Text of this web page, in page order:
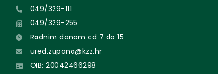
049/329-111
049/329-255
Radnim danom od 7 do 15
ured.zupana@kzz.hr
OIB: 20042466298